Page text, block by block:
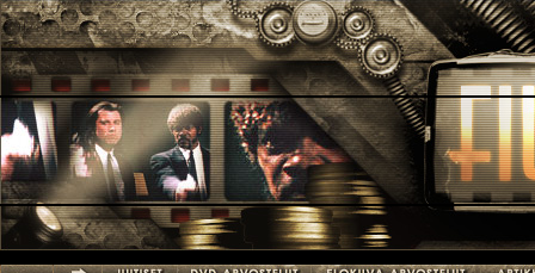
Hyppää pääsisältöön